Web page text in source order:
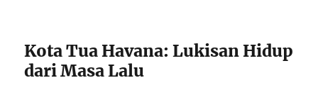
Kota Tua Havana: Lukisan Hidup
dari Masa Lalu